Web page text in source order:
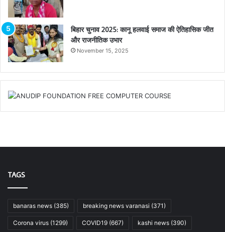
बिहार चुनाव 2025: कानू हलवाई समाज की ऐतिहासिक जीत
और राजनीतिक उभार
November 15, 2025
TAGS
banaras news (385) breaking news varanasi (371)
Corona virus (1299) COVID19 (667) kashi news (390)